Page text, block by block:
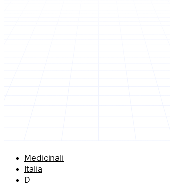
Medicinali
Italia
D